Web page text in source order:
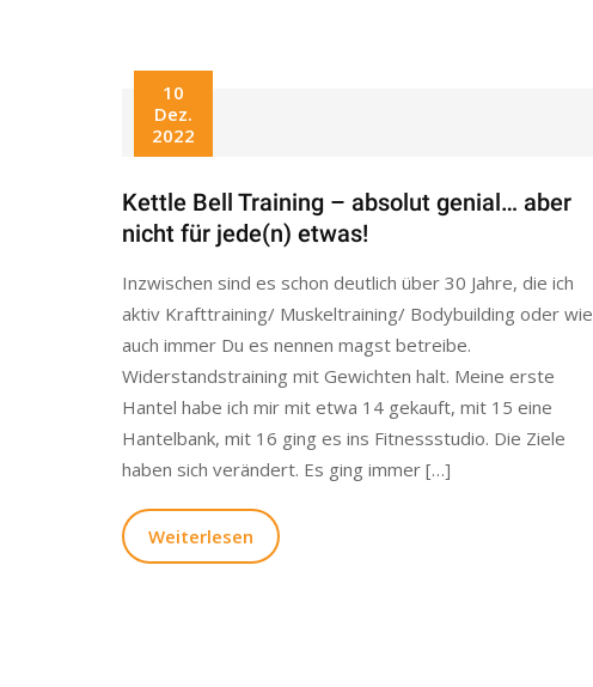
10
Dez.
2022
Kettle Bell Training – absolut genial… aber
nicht für jede(n) etwas!
Inzwischen sind es schon deutlich über 30 Jahre, die ich
aktiv Krafttraining/ Muskeltraining/ Bodybuilding oder wie
auch immer Du es nennen magst betreibe.
Widerstandstraining mit Gewichten halt. Meine erste
Hantel habe ich mir mit etwa 14 gekauft, mit 15 eine
Hantelbank, mit 16 ging es ins Fitnessstudio. Die Ziele
haben sich verändert. Es ging immer […]
Weiterlesen